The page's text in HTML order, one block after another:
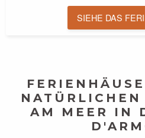
SIEHE DAS
NATÜRLICHEN
AM MEER IN